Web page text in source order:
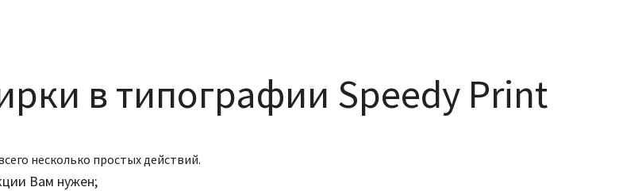
в типографии Speedy Print
несколько простых действий.
Вам нужен;